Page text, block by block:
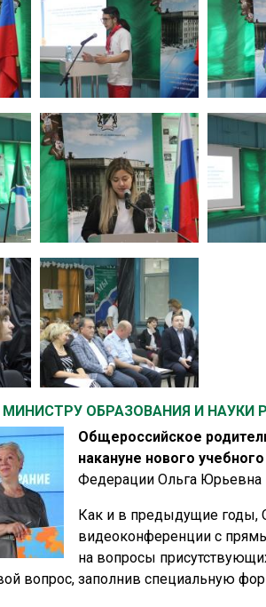
ОБРАЗОВАНИЯ И НАУКИ
Общероссийское
накануне нового
Федерации Ольга Юрьевна
Как и в предыдущие годы,
видеоконференции с
на вопросы
вопрос, заполнив специальную